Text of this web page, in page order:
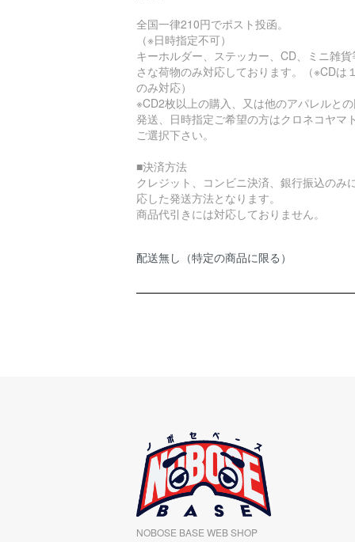
全国一律210円でポスト投函。
（※日時指定不可）
キーホルダー、ステッカー、CD、ミニ雑貨
さな荷物のみ対応しております。（※CDは
のみ対応）
※CD2枚以上の購入、又は他のアパレルと
発送、日時指定ご希望の方はクロネコヤマ
ご選択下さい。
■決済方法
クレジット、コンビニ決済、銀行振込のみ
応した発送方法となります。
商品代引きには対応しておりません。
配送無し（特定の商品に限る）
NOBOSE BASE WEB SHOP